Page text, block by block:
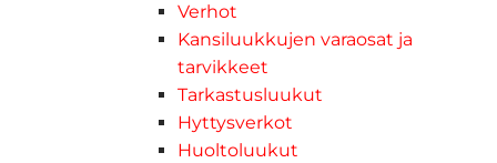
Verhot
Kansiluukkujen varaosat ja
tarvikkeet
Tarkastusluukut
Hyttysverkot
Huoltoluukut